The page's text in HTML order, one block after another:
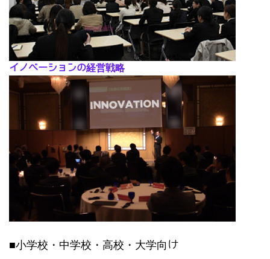
イノベーションの経営戦略
■小学校・中学校・高校・大学向け